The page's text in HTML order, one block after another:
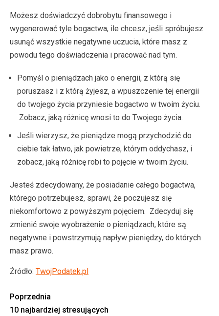
Możesz doświadczyć dobrobytu finansowego i
wygenerować tyle bogactwa, ile chcesz, jeśli spróbujesz
usunąć wszystkie negatywne uczucia, które masz z
powodu tego doświadczenia i pracować nad tym.
Pomyśl o pieniądzach jako o energii, z którą się
poruszasz i z którą żyjesz, a wpuszczenie tej energii
do twojego życia przyniesie bogactwo w twoim życiu.
Zobacz, jaką różnicę wnosi to do Twojego życia.
Jeśli wierzysz, że pieniądze mogą przychodzić do
ciebie tak łatwo, jak powietrze, którym oddychasz, i
zobacz, jaką różnicę robi to pojęcie w twoim życiu.
Jesteś zdecydowany, że posiadanie całego bogactwa,
którego potrzebujesz, sprawi, że poczujesz się
niekomfortowo z powyższym pojęciem. Zdecyduj się
zmienić swoje wyobrażenie o pieniądzach, które są
negatywne i powstrzymują napływ pieniędzy, do których
masz prawo.
Źródło: TwojPodatek.pl
Poprzednia
10 najbardziej stresujących